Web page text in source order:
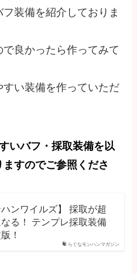
装備を紹介しておりま
良かったら作ってみて
い装備を作っていただ
いバフ・採取装備を以
すのでご参照くださ
らぐなモンハンマガジン
ハンワイルズ】 採取が超
る！ テンプレ採取装備
！